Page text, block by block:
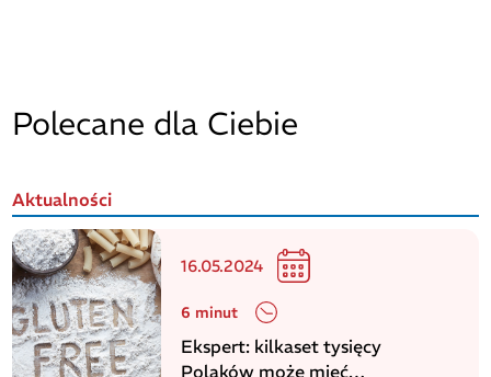
Polecane dla Ciebie
Aktualności
16.05.2024
6 minut
Ekspert: kilkaset tysięcy
Polaków może mieć